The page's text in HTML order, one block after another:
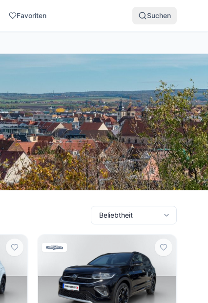
Favoriten Suchen